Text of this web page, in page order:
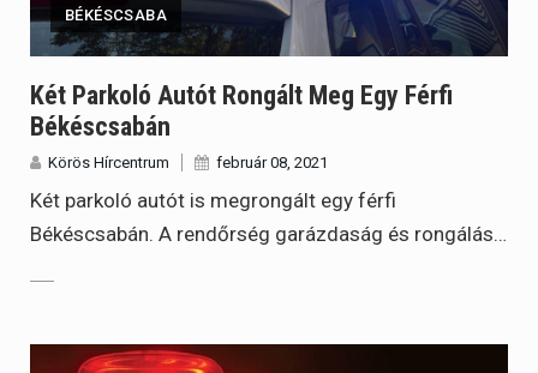
BÉKÉSCSABA
Két Parkoló Autót Rongált Meg Egy Férfi
Békéscsabán
Körös Hírcentrum február 08, 2021
Két parkoló autót is megrongált egy férfi
Békéscsabán. A rendőrség garázdaság és rongálás…